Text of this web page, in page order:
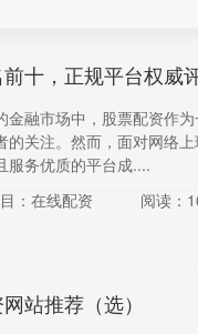
十，正规平台权威
金融市场中，股票配资作
的关注。然而，面对网络
服务优质的平台成....
：在线配资
阅读：
站推荐（选）